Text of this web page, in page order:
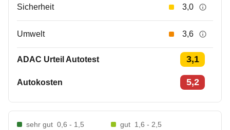
Sicherheit 3,0
Umwelt 3,6
ADAC Urteil Autotest 3,1
Autokosten 5,2
sehr gut 0,6 - 1,5 gut 1,6 - 2,5